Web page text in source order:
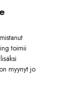
toimii
myynyt jo